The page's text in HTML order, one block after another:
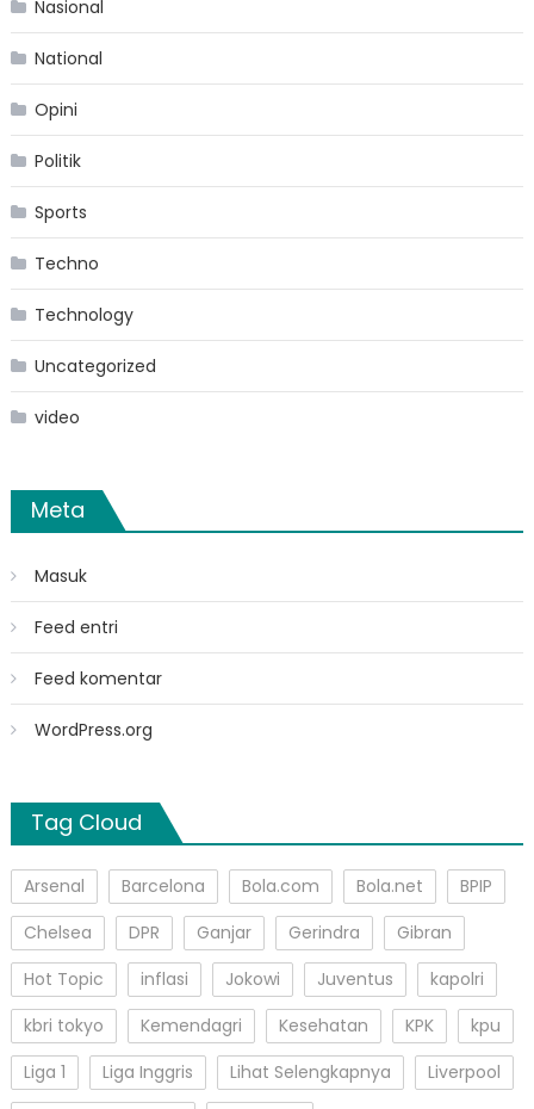
Nasional
National
Opini
Politik
Sports
Techno
Technology
Uncategorized
video
Meta
Masuk
Feed entri
Feed komentar
WordPress.org
Tag Cloud
Arsenal Barcelona Bola.com Bola.net
BPIP
Chelsea
DPR Ganjar Gerindra
Gibran
Hot Topic
inflasi Jokowi Juventus
kapolri
kbri tokyo
Kemendagri Kesehatan KPK
kpu
Liga 1
Liga Inggris Lihat Selengkapnya
Liverpool